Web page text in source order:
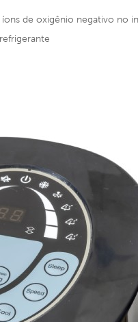
de oxigênio negativo no